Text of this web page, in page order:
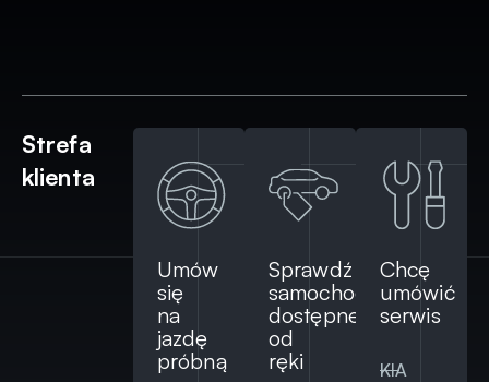
Strefa
klienta
Umów
się
na
jazdę
próbną
Sprawdź
samochody
dostępne
od
ręki
Chcę
umówić
serwis
KIA